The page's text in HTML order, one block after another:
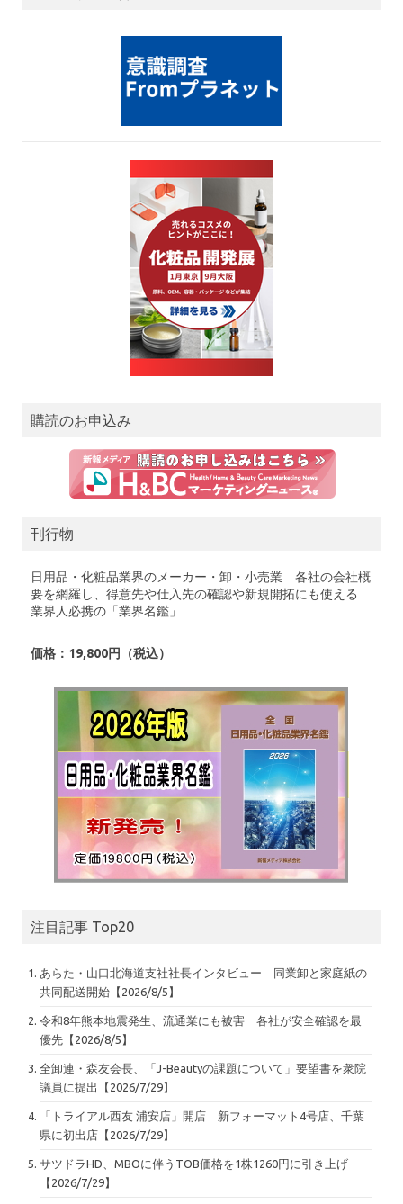
購読のお申込み
刊行物
日用品・化粧品業界のメーカー・卸・小売業 各社の会社概
要を網羅し、得意先や仕入先の確認や新規開拓にも使える
業界人必携の「業界名鑑」
価格：19,800円（税込）
注目記事 Top20
あらた・山口北海道支社社長インタビュー 同業卸と家庭紙の
共同配送開始【2026/8/5】
令和8年熊本地震発生、流通業にも被害 各社が安全確認を最
優先【2026/8/5】
全卸連・森友会長、「J-Beautyの課題について」要望書を衆院
議員に提出【2026/7/29】
「トライアル西友 浦安店」開店 新フォーマット4号店、千葉
県に初出店【2026/7/29】
サツドラHD、MBOに伴うTOB価格を1株1260円に引き上げ
【2026/7/29】